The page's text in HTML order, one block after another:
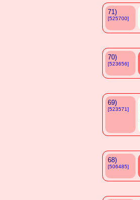
71)
[525700]
70)
[523656]
69)
[523571]
68)
[506485]